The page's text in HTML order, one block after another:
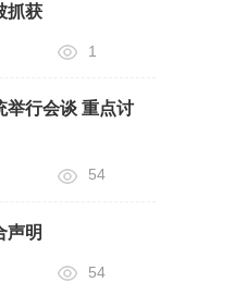
抓获
1
举行会谈 重点讨
54
声明
54